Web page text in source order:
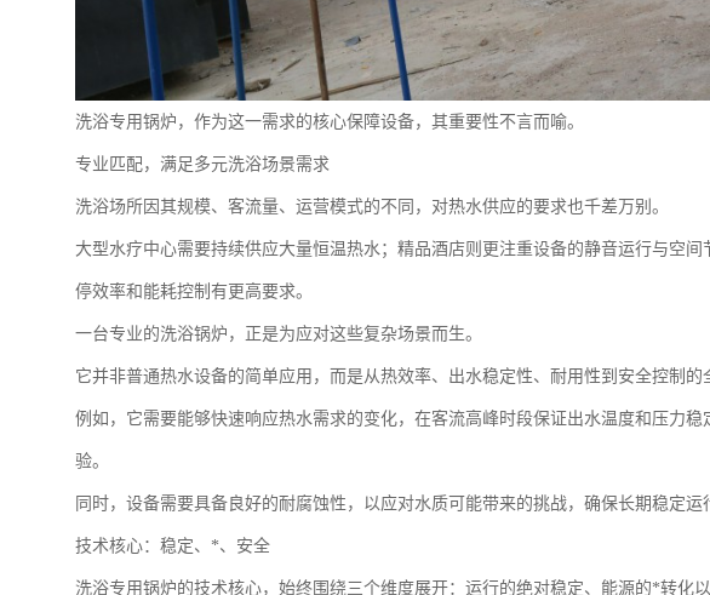
洗浴专用锅炉，作为这一需求的核心保障设备，其重要性不言而喻。
专业匹配，满足多元洗浴场景需求
洗浴场所因其规模、客流量、运营模式的不同，对热水供应的要求也千差万别。
大型水疗中心需要持续供应大量恒温热水；精品酒店则更注重设备的静音运行与空
停效率和能耗控制有更高要求。
一台专业的洗浴锅炉，正是为应对这些复杂场景而生。
它并非普通热水设备的简单应用，而是从热效率、出水稳定性、耐用性到安全控制的
例如，它需要能够快速响应热水需求的变化，在客流高峰时段保证出水温度和压力
验。
同时，设备需要具备良好的耐腐蚀性，以应对水质可能带来的挑战，确保长期稳定运
技术核心：稳定、*、安全
洗浴专用锅炉的技术核心，始终围绕三个维度展开：运行的绝对稳定、能源的*转化